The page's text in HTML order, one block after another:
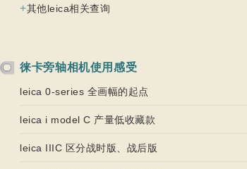
+其他leica相关查询
徕卡旁轴相机使用感受
leica 0-series 全画幅的起点
leica i model C 产量低收藏款
leica IIIC 区分战时版、战后版